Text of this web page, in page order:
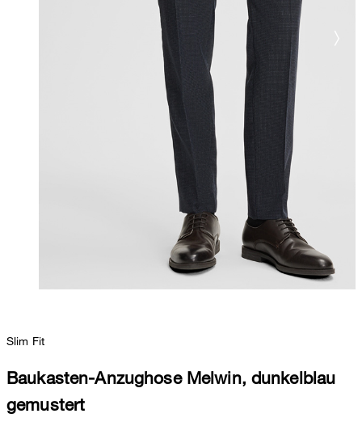
Slim Fit
Baukasten-Anzughose Melwin, dunkelblau
gemustert